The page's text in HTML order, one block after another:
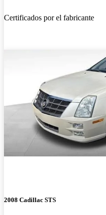
Certificados por el fabricante
2008 Cadillac STS